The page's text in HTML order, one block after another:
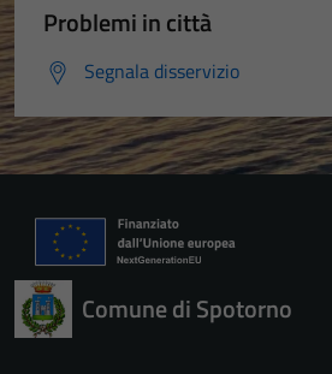
Problemi in città
Segnala disservizio
Comune di Spotorno